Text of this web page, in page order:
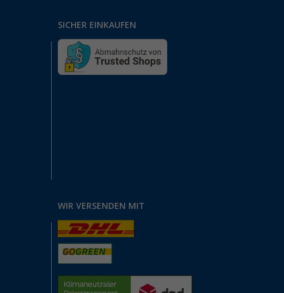
SICHER EINKAUFEN
WIR VERSENDEN MIT